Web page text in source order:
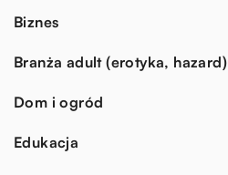
Biznes
Branża adult (erotyka, hazard)
Dom i ogród
Edukacja